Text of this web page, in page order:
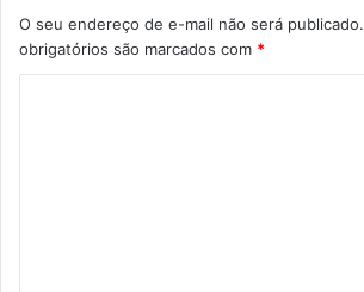
O seu endereço de e-mail não será publicado.
obrigatórios são marcados com *